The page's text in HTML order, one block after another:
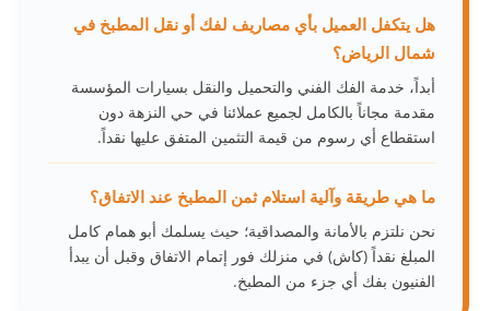
هل يتكفل العميل بأي مصاريف لفك أو نقل المطبخ في
شمال الرياض؟
أبداً، خدمة الفك الفني والتحميل والنقل بسيارات المؤسسة
مقدمة مجاناً بالكامل لجميع عملائنا في حي النزهة دون
استقطاع أي رسوم من قيمة التثمين المتفق عليها نقداً.
ما هي طريقة وآلية استلام ثمن المطبخ عند الاتفاق؟
نحن نلتزم بالأمانة والمصداقية؛ حيث يسلمك أبو همام كامل
المبلغ نقداً (كاش) في منزلك فور إتمام الاتفاق وقبل أن يبدأ
الفنيون بفك أي جزء من المطبخ.